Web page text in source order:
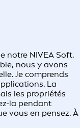
notre NIVEA Soft.
nous y avons
Je comprends
La
les propriétés
la pendant
vous en pensez. À